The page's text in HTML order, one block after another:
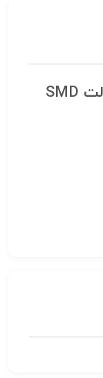
LED سفید مهتابی ولتاژ 9 ولت SMD